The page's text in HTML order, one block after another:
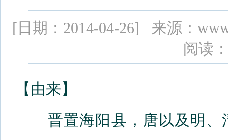
[日期：2014-04-26] 来源：
阅读
【由来】
晋置海阳县，唐以及明、